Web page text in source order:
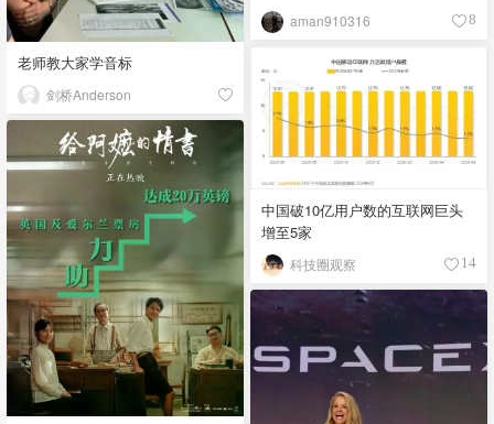
aman910316 8
老师教大家学音标
剑桥Anderson
中国破10亿用户数的互联网巨头
增至5家
科技圈观察 14